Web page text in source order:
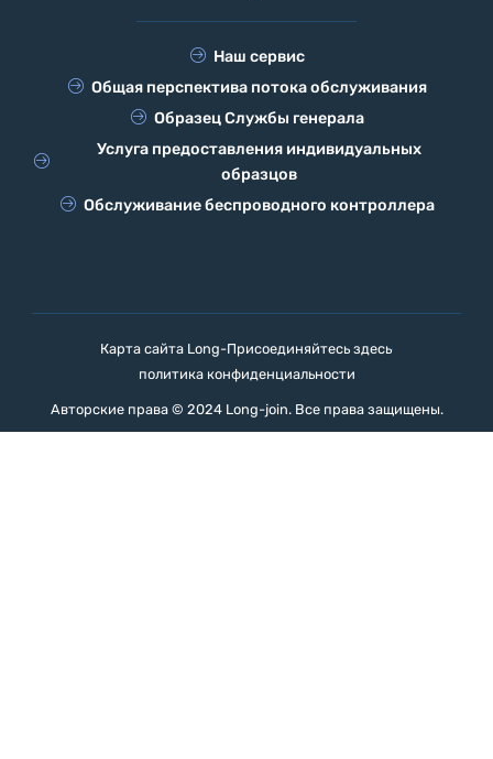
Наш сервис
Общая перспектива потока обслуживания
Образец Службы генерала
Услуга предоставления индивидуальных
образцов
Обслуживание беспроводного контроллера
Карта сайта Long-Присоединяйтесь здесь
политика конфиденциальности
Авторские права © 2024 Long-join. Все права защищены.